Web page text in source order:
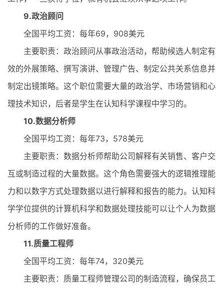
9.政治顾问
全国平均工资：每年69，908美元
主要职责：政治顾问从事政治活动，帮助候选人制定有
效的外展策略、撰写演讲、管理广告、制定公共关系信息并
制定出镜策略。这个职位需要大量的政治学、市场营销和心
理技术知识，后者是学生在认知科学课程中学习的。
10.数据分析师
全国平均工资：每年73，578美元
主要职责：数据分析师帮助公司解释有关销售、客户交
互或制造过程的大量数据。这个角色需要强大的逻辑推理能
力和以数字方式处理数据以进行解释和报告的能力。认知科
学学位提供的计算机科学和数据处理技能可以让个人为数据
分析师的工作做好准备。
11.质量工程师
全国平均工资：每年74，320美元
主要职责：质量工程师管理公司的制造流程，确保员工